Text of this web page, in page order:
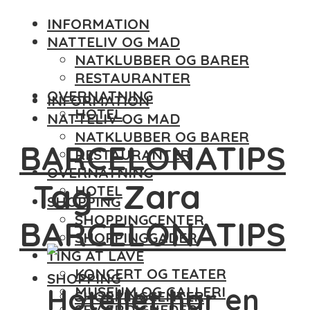
INFORMATION
NATTELIV OG MAD
NATKLUBBER OG BARER
RESTAURANTER
OVERNATNING
HOTEL
BARCELONATIPS
SHOPPING
SHOPPINGCENTER
SHOPPINGGADER
TING AT LAVE
KONCERT OG TEATER
MUSEUM OG GALLERI
INFORMATION
NATTELIV OG MAD
NATKLUBBER OG BARER
RESTAURANTER
OVERNATNING
HOTEL
BARCELONATIPS
SHOPPING
SHOPPINGCENTER
Tag - Zara
Hotellet har en